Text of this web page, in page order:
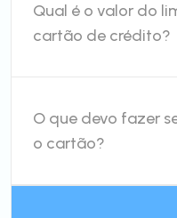
Qual é o valor do
cartão de crédito?
O que devo fazer
o cartão?